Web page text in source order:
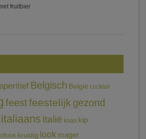
fruitbier
aperitief Belgisch België cocktail
feestfeestelijk gezond
italiaans Italië kaas kip
kruidig look mager